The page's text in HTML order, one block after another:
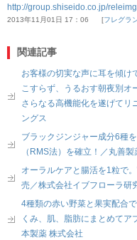
http://group.shiseido.co.jp/
2013年11月01日 17：06 フレグラ
関連記事
お客様の切実な声に耳を傾
こすらず、うるおす朝夜別オ
さらなる高機能化を遂げてリ
ングス
ブラックジンジャー成分6種
（RMS法）を確立！／丸善
オーラルケアと腸活を1粒で
売／株式会社イブフローラ研
4種類の赤い野菜と果実配合
くみ、肌、脂肪にまとめてア
本製薬 株式会社